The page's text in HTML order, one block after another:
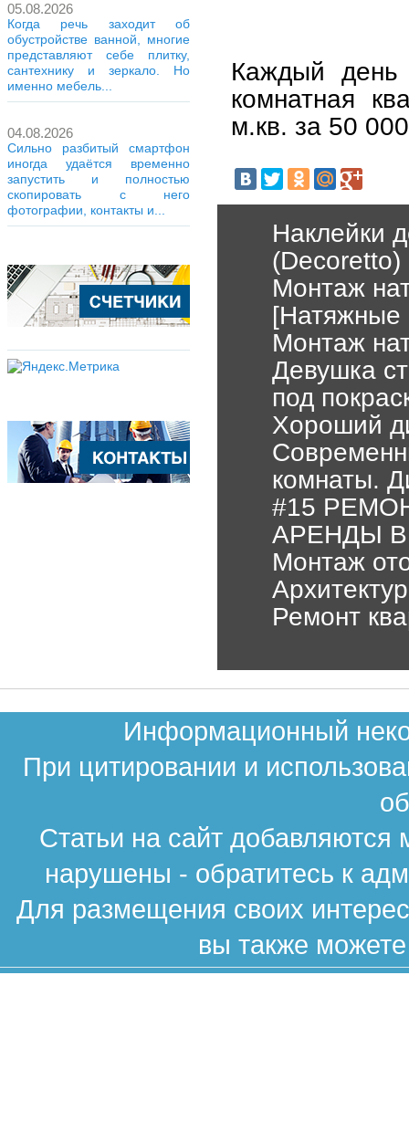
05.08.2026
Когда речь заходит об
обустройстве ванной, многие
представляют себе плитку,
сантехнику и зеркало. Но
именно мебель...
04.08.2026
Сильно разбитый смартфон
иногда удаётся временно
запустить и полностью
скопировать с него
фотографии, контакты и...
Каждый
комнатная
м.кв. за 50
Наклейки
(Decoretto)
Монтаж
[Натяжные
Монтаж
Девушка
под
Хороший
комнаты.
#15
АРЕНДЫ
Монтаж
Ремонт
Информационный
При цитировании и
Статьи на сайт
нарушены - обратитесь к
Для размещения своих
вы также